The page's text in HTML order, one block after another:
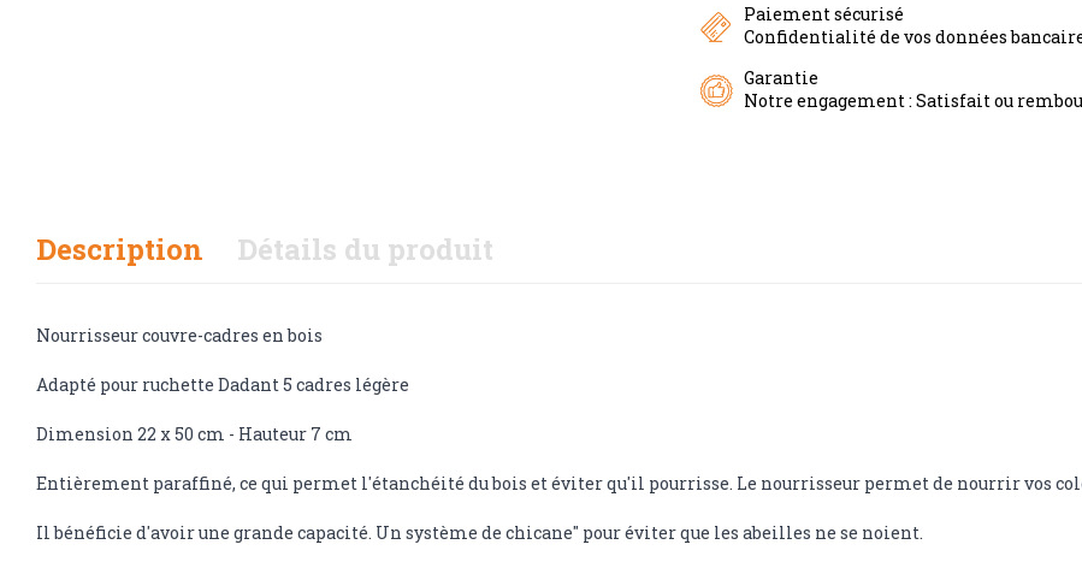
Paiement sécurisé
Confidentialité de vos données
Garantie
Notre engagement : Satisfait ou
Description Détails du produit
Nourrisseur couvre-cadres en bois
Adapté pour ruchette Dadant 5 cadres légère
Dimension 22 x 50 cm - Hauteur 7 cm
Entièrement paraffiné, ce qui permet l'étanchéité du bois et éviter qu'il pourrisse. Le nourrisseur permet de nourrir vos
Il bénéficie d'avoir une grande capacité. Un système de chicane" pour éviter que les abeilles ne se noient.